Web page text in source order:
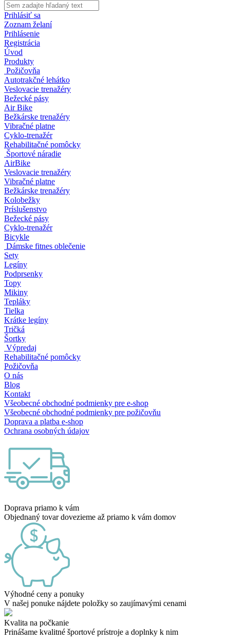
Prihlásiť sa
Zoznam želaní
Prihlásenie
Registrácia
Úvod
Produkty
Požičovňa
Autotrakčné lehátko
Veslovacie trenažéry
Bežecké pásy
Air Bike
Bežkárske trenažéry
Vibračné platne
Cyklo-trenažér
Rehabilitačné pomôcky
Športové náradie
AirBike
Veslovacie trenažéry
Vibračné platne
Bežkárske trenažéry
Kolobežky
Príslušenstvo
Bežecké pásy
Cyklo-trenažér
Bicykle
Dámske fitnes oblečenie
Sety
Legíny
Podprsenky
Topy
Mikiny
Tepláky
Tielka
Krátke legíny
Tričká
Šortky
Výpredaj
Rehabilitačné pomôcky
Požičovňa
O nás
Blog
Kontakt
Všeobecné obchodné podmienky pre e-shop
Všeobecné obchodné podmienky pre požičovňu
Doprava a platba e-shop
Ochrana osobných údajov
Doprava priamo k vám
Objednaný tovar dovezieme až priamo k vám domov
Výhodné ceny a ponuky
V našej ponuke nájdete položky so zaujímavými cenami
Kvalita na počkanie
Prinášame kvalitné športové prístroje a doplnky k nim